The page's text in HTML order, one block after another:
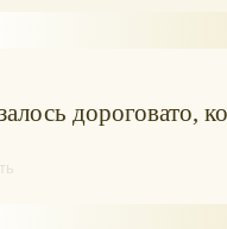
дороговато,